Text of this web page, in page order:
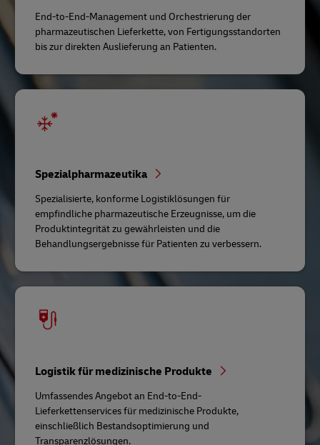
End-to-End-Management und Orchestrierung der
pharmazeutischen Lieferkette, von Fertigungsstandorten
bis zur direkten Auslieferung an Patienten.
Spezialpharmazeutika
Spezialisierte, konforme Logistiklösungen für
empfindliche pharmazeutische Erzeugnisse, um die
Produktintegrität zu gewährleisten und die
Behandlungsergebnisse für Patienten zu verbessern.
Logistik für medizinische Produkte
Umfassendes Angebot an End-to-End-
Lieferkettenservices für medizinische Produkte,
einschließlich Bestandsoptimierung und
Transparenzlösungen.